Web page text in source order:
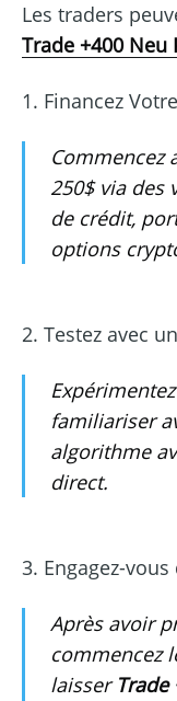
Les traders
Trade +400 Neu
1. Financez
Commencez
250$ via des
de crédit,
options
2. Testez avec
familiariser
algorithme
direct.
3. Engagez-
Après avoir
commencez
laisser Trade